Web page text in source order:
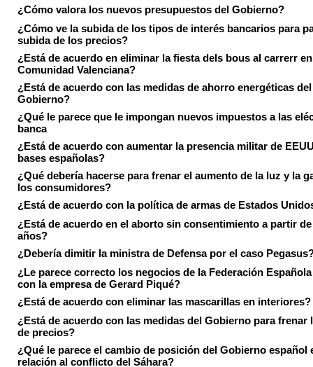
¿Cómo valora los nuevos presupuestos del Gobierno?
¿Cómo ve la subida de los tipos de interés bancarios para
subida de los precios?
¿Está de acuerdo en eliminar la fiesta dels bous al carrerr
Comunidad Valenciana?
¿Está de acuerdo con las medidas de ahorro energéticas del
Gobierno?
¿Qué le parece que le impongan nuevos impuestos a las
banca
¿Está de acuerdo con aumentar la presencia militar de
bases españolas?
¿Qué debería hacerse para frenar el aumento de la luz y la
los consumidores?
¿Está de acuerdo con la política de armas de Estados
¿Está de acuerdo en el aborto sin consentimiento a partir
años?
¿Debería dimitir la ministra de Defensa por el caso
¿Le parece correcto los negocios de la Federación
con la empresa de Gerard Piqué?
¿Está de acuerdo con eliminar las mascarillas en interiores?
¿Está de acuerdo con las medidas del Gobierno para frenar
de precios?
¿Qué le parece el cambio de posición del Gobierno español
relación al conflicto del Sáhara?